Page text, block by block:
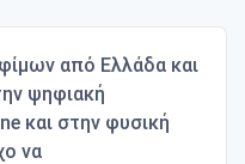
από Ελλάδα και
ψηφιακή
και στην φυσική
να